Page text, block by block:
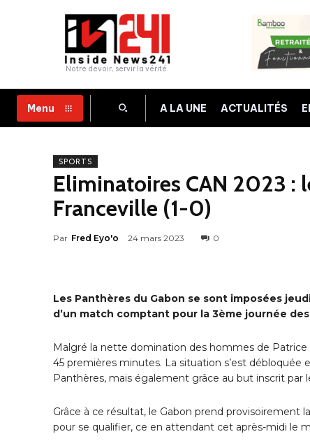
Notre devoir, servir la vérité.
Menu A LA UNE ACTUALITÉS
SPORTS
Eliminatoires CAN 2023 :
Franceville (1-0)
Par Fred Eyo'o 24 mars 2023 0
Les Panthères du Gabon se sont imposées
d’un match comptant pour la 3ème journée
Malgré la nette domination des hommes de
45 premières minutes. La situation s’est
Panthères, mais également grâce au but inscrit par
Grâce à ce résultat, le Gabon prend
pour se qualifier, ce en attendant cet après-midi le